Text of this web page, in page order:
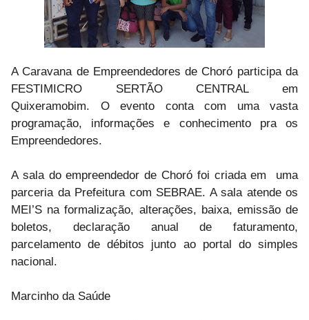
A Caravana de Empreendedores de Choró participa da
FESTIMICRO SERTÃO CENTRAL em
Quixeramobim. O evento conta com uma vasta
programação, informações e conhecimento pra os
Empreendedores.
A sala do empreendedor de Choró foi criada em uma
parceria da Prefeitura com SEBRAE. A sala atende os
MEI’S na formalização, alterações, baixa, emissão de
boletos, declaração anual de faturamento,
parcelamento de débitos junto ao portal do simples
nacional.
Marcinho da Saúde